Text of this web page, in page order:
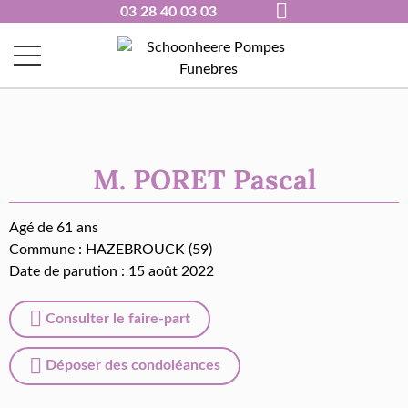
03 28 40 03 03
M. PORET Pascal
Agé de 61 ans
Commune : HAZEBROUCK (59)
Date de parution : 15 août 2022
Consulter le faire-part
Déposer des condoléances